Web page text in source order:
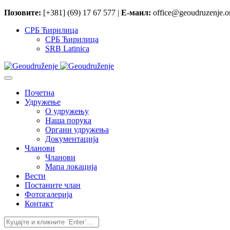
Позовите: [+381] (69) 17 67 577 | Е-маил:
СРБ Ћирилица
СРБ Ћирилица
SRB Latinica
Почетна
Удружење
O удружењу
Наша порука
Органи удружења
Документација
Чланови
Чланови
Мапа локација
Вести
Постаните члан
Фотогалерија
Контакт